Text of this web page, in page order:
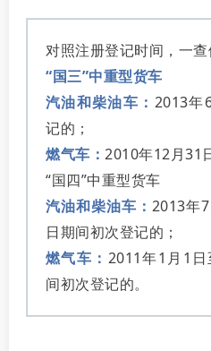
对照注册登记时间，一查
“国三”中重型货车
汽油和柴油车： 2013年
记的；
燃气车： 2010年12月31
“国四”中重型货车
汽油和柴油车： 2013年
日期间初次登记的；
燃气车： 2011年1月1
间初次登记的。